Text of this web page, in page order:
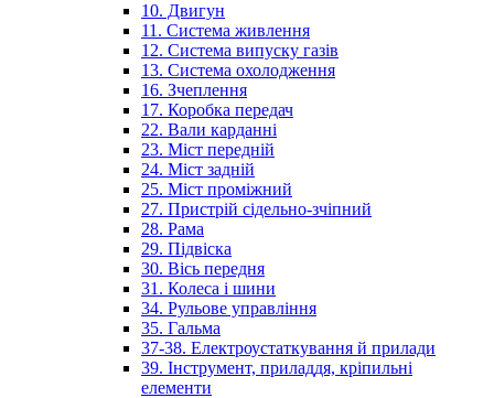
10. Двигун
11. Система живлення
12. Система випуску газів
13. Система охолодження
16. Зчеплення
17. Коробка передач
22. Вали карданні
23. Міст передній
24. Міст задній
25. Міст проміжний
27. Пристрій сідельно-зчіпний
28. Рама
29. Підвіска
30. Вісь передня
31. Колеса і шини
34. Рульове управління
35. Гальма
37-38. Електроустаткування й прилади
39. Інструмент, приладдя, кріпильні
елементи